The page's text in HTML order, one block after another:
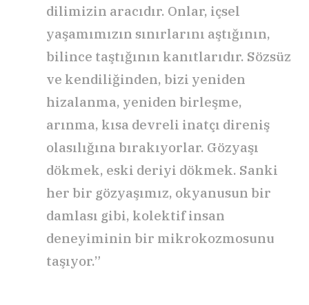
dilimizin aracıdır. Onlar, içsel
yaşamımızın sınırlarını aştığının,
bilince taştığının kanıtlarıdır. Sözsüz
ve kendiliğinden, bizi yeniden
hizalanma, yeniden birleşme,
arınma, kısa devreli inatçı direniş
olasılığına bırakıyorlar. Gözyaşı
dökmek, eski deriyi dökmek. Sanki
her bir gözyaşımız, okyanusun bir
damlası gibi, kolektif insan
deneyiminin bir mikrokozmosunu
taşıyor.”